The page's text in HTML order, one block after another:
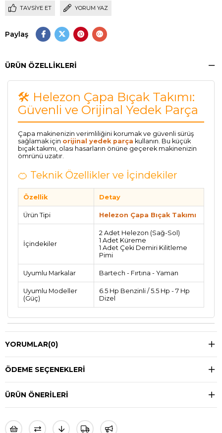
TAVSIYE ET YORUM YAZ
Paylaş
ÜRÜN ÖZELLIKLERI
🛠️ Helezon Çapa Bıçak Takımı:
Güvenli ve Orijinal Yedek Parça
Çapa makinenizin verimliliğini korumak ve güvenli sürüş
sağlamak için orijinal yedek parça kullanın. Bu küçük
bıçak takımı, olası hasarların önüne geçerek makinenizin
ömrünü uzatır.
🍊 Teknik Özellikler ve İçindekiler
Özellik Detay
Ürün Tipi Helezon Çapa Bıçak Takımı
İçindekiler
2 Adet Helezon (Sağ-Sol)
1 Adet Küreme
1 Adet Çeki Demiri Kilitleme
Pimi
Uyumlu Markalar Bartech - Fırtına - Yaman
Uyumlu Modeller
(Güç)
6.5 Hp Benzinli / 5.5 Hp - 7 Hp
Dizel
YORUMLAR(0)
ÖDEME SEÇENEKLERI
ÜRÜN ÖNERILERI